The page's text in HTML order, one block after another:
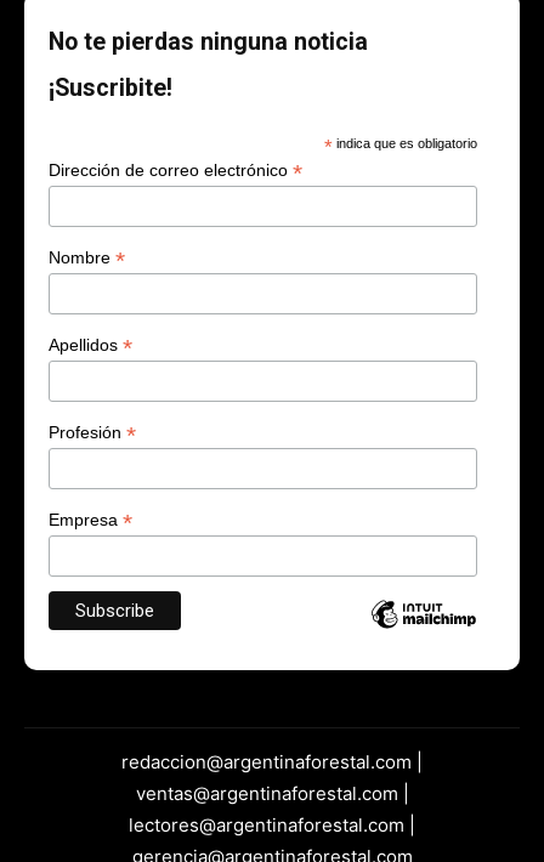
No te pierdas ninguna noticia
¡Suscribite!
* indica que es obligatorio
Dirección de correo electrónico *
Nombre *
Apellidos *
Profesión *
Empresa *
redaccion@argentinaforestal.com |
ventas@argentinaforestal.com |
lectores@argentinaforestal.com |
gerencia@argentinaforestal.com